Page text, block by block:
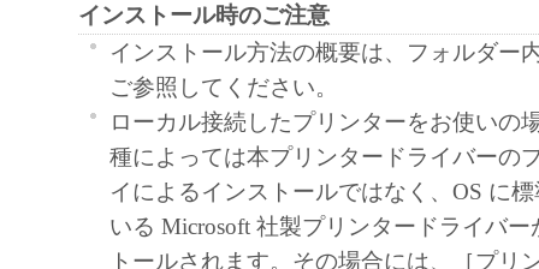
loan, convey or transfer to any third party the
not alter, translate or convert to another
modify, disassemble, decompile or otherwise
Software and you shall not have any third party
3. COPYRIGHT NOTICE
You shall not modify, remove or delete any
Canon or its licensors contained in the
インストール時のご注意
インストール方法の概要は、フォルダー
ご参照してください。
ローカル接続したプリンターをお使いの
種によっては本プリンタードライバーの
イによるインストールではなく、OS に
いる Microsoft 社製プリンタードライバ
トールされます。その場合には、［プリ